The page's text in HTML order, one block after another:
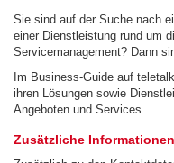
Sie sind auf der Suche nach
einer Dienstleistung rund um
Servicemanagement? Dann
Im Business-Guide auf
ihren Lösungen sowie
Angeboten und Services.
Zusätzliche